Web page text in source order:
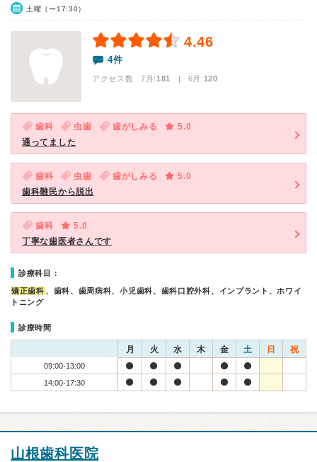
土曜（〜17:30）
4.46
4件
アクセス数 7月:181 | 6月:120
歯科 虫歯 歯がしみる
5.0
通ってました
歯科 虫歯 歯がしみる
5.0
歯科難民から脱出
歯科
5.0
丁寧な歯医者さんです
診療科目：
矯正歯科 、歯科、歯周病科、小児歯科、歯科口腔外科、インプラント、ホワイ
トニング
診療時間
月 火 水 木 金 土 日 祝
09:00-13:00
14:00-17:30
山根歯科医院